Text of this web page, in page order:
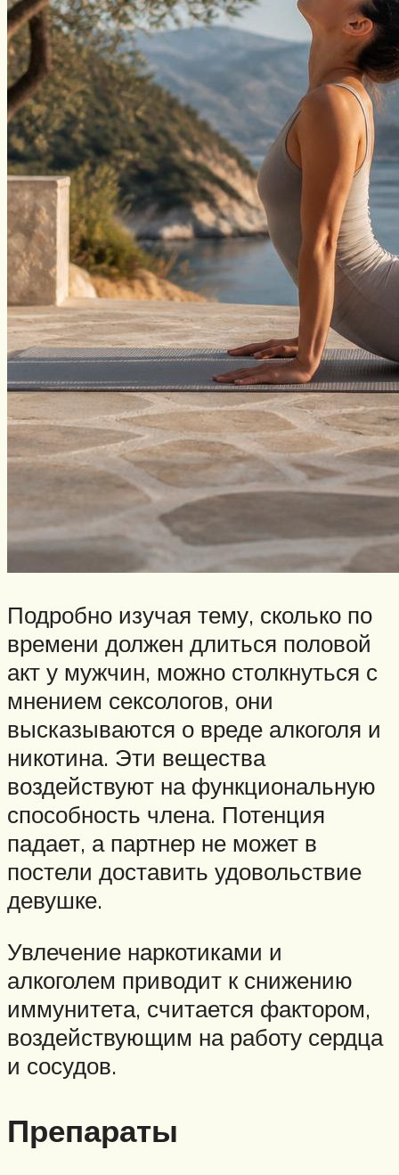
Подробно изучая тему, сколько по
времени должен длиться половой
акт у мужчин, можно столкнуться с
мнением сексологов, они
высказываются о вреде алкоголя и
никотина. Эти вещества
воздействуют на функциональную
способность члена. Потенция
падает, а партнер не может в
постели доставить удовольствие
девушке.
Увлечение наркотиками и
алкоголем приводит к снижению
иммунитета, считается фактором,
воздействующим на работу сердца
и сосудов.
Препараты